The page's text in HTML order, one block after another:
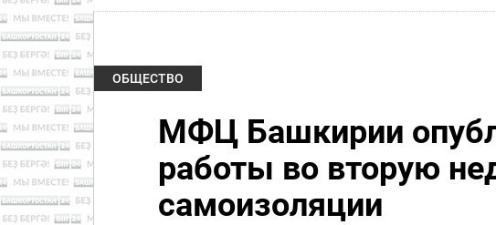
ОБЩЕСТВО
МФЦ Башкирии
работы во вторую
самоизоляции